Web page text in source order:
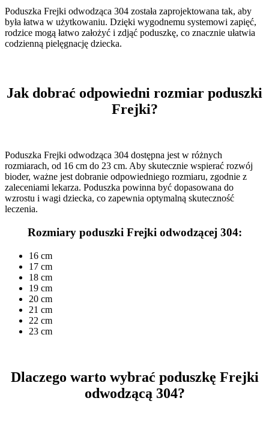
Poduszka Frejki odwodząca 304 została zaprojektowana tak, aby
była łatwa w użytkowaniu. Dzięki wygodnemu systemowi zapięć,
rodzice mogą łatwo założyć i zdjąć poduszkę, co znacznie ułatwia
codzienną pielęgnację dziecka.
Jak dobrać odpowiedni rozmiar poduszki
Frejki?
Poduszka Frejki odwodząca 304 dostępna jest w różnych
rozmiarach, od 16 cm do 23 cm. Aby skutecznie wspierać rozwój
bioder, ważne jest dobranie odpowiedniego rozmiaru, zgodnie z
zaleceniami lekarza. Poduszka powinna być dopasowana do
wzrostu i wagi dziecka, co zapewnia optymalną skuteczność
leczenia.
Rozmiary poduszki Frejki odwodzącej 304:
16 cm
17 cm
18 cm
19 cm
20 cm
21 cm
22 cm
23 cm
Dlaczego warto wybrać poduszkę Frejki
odwodzącą 304?